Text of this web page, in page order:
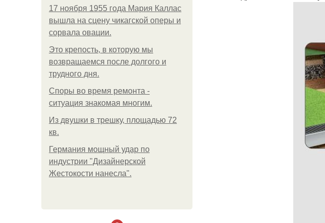
17 ноября 1955 года Мария Каллас
вышла на сцену чикагской оперы и
сорвала овации.
Это крепость, в которую мы
возвращаемся после долгого и
трудного дня.
Споры во время ремонта -
ситуация знакомая многим.
Из двушки в трешку, площадью 72
кв.
Германия мощный удар по
индустрии "Дизайнерской
Жестокости нанесла".